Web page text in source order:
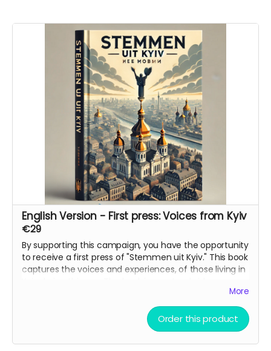
English Version - First press: Voices from Kyiv
€29
By supporting this campaign, you have the opportunity
to receive a first press of "Stemmen uit Kyiv." This book
captures the voices and experiences, of those living in
between cultures and a reminder to the world of what
More
Order this product